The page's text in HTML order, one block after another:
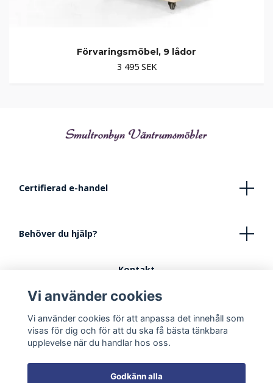
Förvaringsmöbel, 9 lådor
3 495 SEK
Certifierad e-handel
Behöver du hjälp?
Kontakt
Köpvillkor
Tips vid inredning av lekhörna
Vi använder cookies
Vi använder cookies för att anpassa det innehåll som
visas för dig och för att du ska få bästa tänkbara
upplevelse när du handlar hos oss.
Godkänn alla